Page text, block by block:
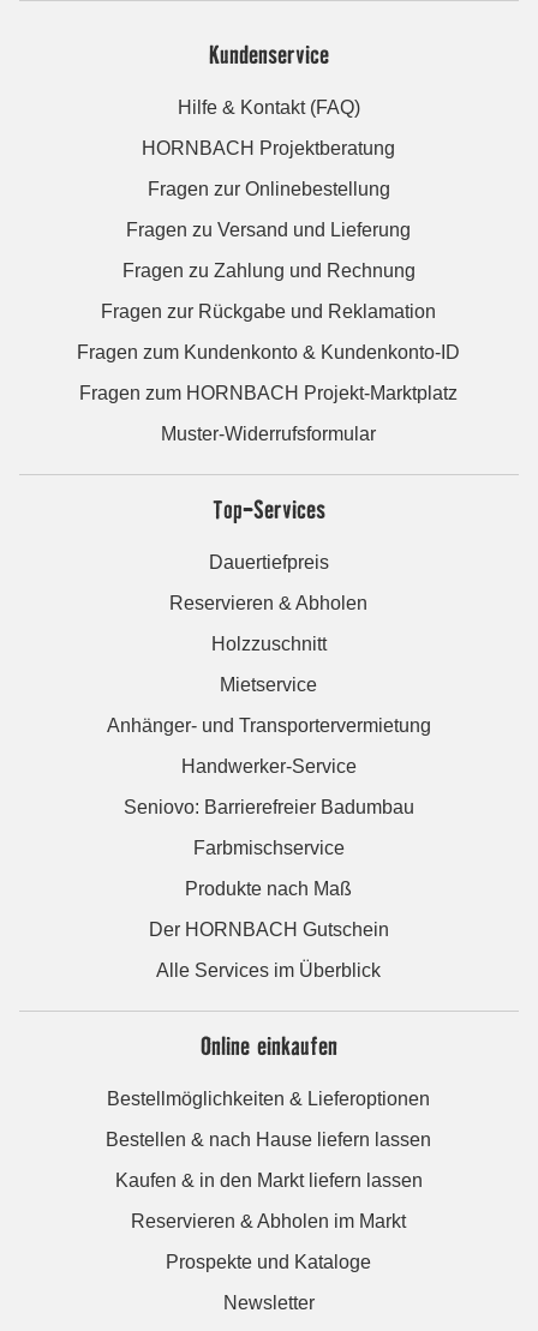
Kundenservice
Hilfe & Kontakt (FAQ)
HORNBACH Projektberatung
Fragen zur Onlinebestellung
Fragen zu Versand und Lieferung
Fragen zu Zahlung und Rechnung
Fragen zur Rückgabe und Reklamation
Fragen zum Kundenkonto & Kundenkonto-ID
Fragen zum HORNBACH Projekt-Marktplatz
Muster-Widerrufsformular
Top-Services
Dauertiefpreis
Reservieren & Abholen
Holzzuschnitt
Mietservice
Anhänger- und Transportervermietung
Handwerker-Service
Seniovo: Barrierefreier Badumbau
Farbmischservice
Produkte nach Maß
Der HORNBACH Gutschein
Alle Services im Überblick
Online einkaufen
Bestellmöglichkeiten & Lieferoptionen
Bestellen & nach Hause liefern lassen
Kaufen & in den Markt liefern lassen
Reservieren & Abholen im Markt
Prospekte und Kataloge
Newsletter